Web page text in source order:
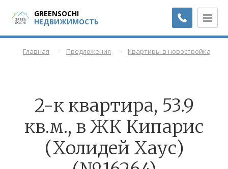
GREENSOCHI
НЕДВИЖИМОСТЬ
Главная - Предложения - Квартиры в новостройках
2-к квартира, 53.9
кв.м., в ЖК Кипарис
(Холидей Хаус)